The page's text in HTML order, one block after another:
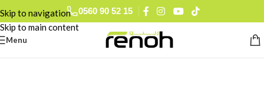
Skip to navigation
Skip to main content
0560 90 52 15
Menu